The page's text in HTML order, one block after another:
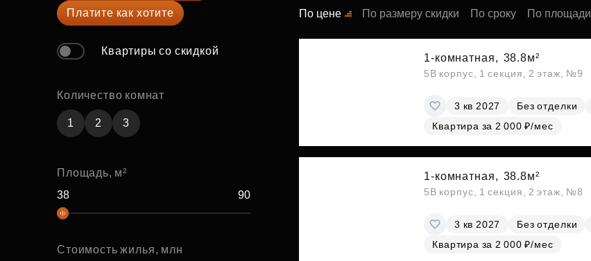
Рефинансирование
Субсидии
Платите как хотите
Квартиры со скидкой
Количество комнат
1 2 3
Площадь, м²
Стоимость жилья, млн
По цене По размеру скидки По сроку По площади
1-комнатная, 38.8м²
5В корпус, 1 секция, 2 этаж, №9
3 кв 2027 Без отделки
Квартира за 2 000 ₽/мес
1-комнатная, 38.8м²
5В корпус, 1 секция, 2 этаж, №8
3 кв 2027 Без отделки
Квартира за 2 000 ₽/мес